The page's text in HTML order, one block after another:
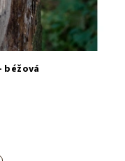
béžová